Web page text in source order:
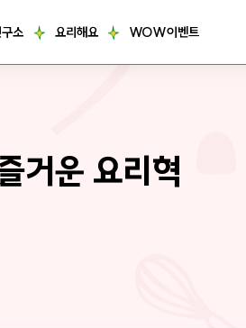
소 요리해요 WOW이벤트
거운 요리혁